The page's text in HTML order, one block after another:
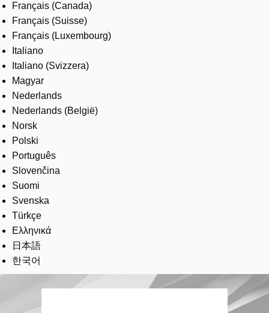
Français (Canada)
Français (Suisse)
Français (Luxembourg)
Italiano
Italiano (Svizzera)
Magyar
Nederlands
Nederlands (België)
Norsk
Polski
Português
Slovenčina
Suomi
Svenska
Türkçe
Ελληνικά
日本語
한국어